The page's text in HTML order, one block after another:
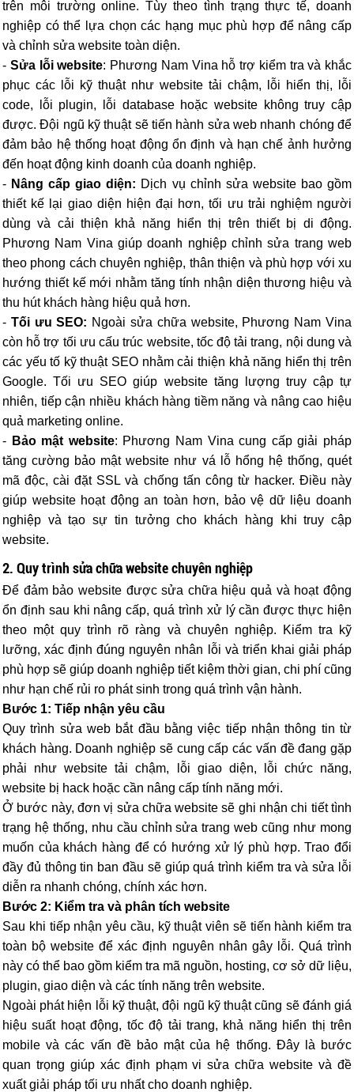
trên môi trường online. Tùy theo tình trạng thực tế, doanh
nghiệp có thể lựa chọn các hạng mục phù hợp để nâng cấp
và chỉnh sửa website toàn diện.
- Sửa lỗi website: Phương Nam Vina hỗ trợ kiểm tra và khắc
phục các lỗi kỹ thuật như website tải chậm, lỗi hiển thị, lỗi
code, lỗi plugin, lỗi database hoặc website không truy cập
được. Đội ngũ kỹ thuật sẽ tiến hành sửa web nhanh chóng để
đảm bảo hệ thống hoạt động ổn định và hạn chế ảnh hưởng
đến hoạt động kinh doanh của doanh nghiệp.
- Nâng cấp giao diện: Dịch vụ chỉnh sửa website bao gồm
thiết kế lại giao diện hiện đại hơn, tối ưu trải nghiệm người
dùng và cải thiện khả năng hiển thị trên thiết bị di động.
Phương Nam Vina giúp doanh nghiệp chỉnh sửa trang web
theo phong cách chuyên nghiệp, thân thiện và phù hợp với xu
hướng thiết kế mới nhằm tăng tính nhận diện thương hiệu và
thu hút khách hàng hiệu quả hơn.
- Tối ưu SEO: Ngoài sửa chữa website, Phương Nam Vina
còn hỗ trợ tối ưu cấu trúc website, tốc độ tải trang, nội dung và
các yếu tố kỹ thuật SEO nhằm cải thiện khả năng hiển thị trên
Google. Tối ưu SEO giúp website tăng lượng truy cập tự
nhiên, tiếp cận nhiều khách hàng tiềm năng và nâng cao hiệu
quả marketing online.
- Bảo mật website: Phương Nam Vina cung cấp giải pháp
tăng cường bảo mật website như vá lỗ hổng hệ thống, quét
mã độc, cài đặt SSL và chống tấn công từ hacker. Điều này
giúp website hoạt động an toàn hơn, bảo vệ dữ liệu doanh
nghiệp và tạo sự tin tưởng cho khách hàng khi truy cập
website.
2. Quy trình sửa chữa website chuyên nghiệp
Để đảm bảo website được sửa chữa hiệu quả và hoạt động
ổn định sau khi nâng cấp, quá trình xử lý cần được thực hiện
theo một quy trình rõ ràng và chuyên nghiệp. Kiểm tra kỹ
lưỡng, xác định đúng nguyên nhân lỗi và triển khai giải pháp
phù hợp sẽ giúp doanh nghiệp tiết kiệm thời gian, chi phí cũng
như hạn chế rủi ro phát sinh trong quá trình vận hành.
Bước 1: Tiếp nhận yêu cầu
Quy trình sửa web bắt đầu bằng việc tiếp nhận thông tin từ
khách hàng. Doanh nghiệp sẽ cung cấp các vấn đề đang gặp
phải như website tải chậm, lỗi giao diện, lỗi chức năng,
website bị hack hoặc cần nâng cấp tính năng mới.
Ở bước này, đơn vị sửa chữa website sẽ ghi nhận chi tiết tình
trạng hệ thống, nhu cầu chỉnh sửa trang web cũng như mong
muốn của khách hàng để có hướng xử lý phù hợp. Trao đổi
đầy đủ thông tin ban đầu sẽ giúp quá trình kiểm tra và sửa lỗi
diễn ra nhanh chóng, chính xác hơn.
Bước 2: Kiểm tra và phân tích website
Sau khi tiếp nhận yêu cầu, kỹ thuật viên sẽ tiến hành kiểm tra
toàn bộ website để xác định nguyên nhân gây lỗi. Quá trình
này có thể bao gồm kiểm tra mã nguồn, hosting, cơ sở dữ liệu,
plugin, giao diện và các tính năng trên website.
Ngoài phát hiện lỗi kỹ thuật, đội ngũ kỹ thuật cũng sẽ đánh giá
hiệu suất hoạt động, tốc độ tải trang, khả năng hiển thị trên
mobile và các vấn đề bảo mật của hệ thống. Đây là bước
quan trọng giúp xác định phạm vi sửa chữa website và đề
xuất giải pháp tối ưu nhất cho doanh nghiệp.